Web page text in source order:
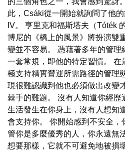
此，Csáki從一開始就詢問了他
IV。 亨里克和福斯塔夫（Tóték
博尼的《橋上的風景》將扮演雙
變並不容易。 憑藉著多年的管理
一套常規，即他的特定習慣。 在
極支持精實營運所需路徑的管理
現很難認識到他也必須做出改變
棘手的難題。 沒有人知道你經歷
生活發生在你身上，沒有人想知
會支持你。 你開始感到不安全，
管你是多麼優秀的人，你永遠無
想要那樣，它就不可避免地被損